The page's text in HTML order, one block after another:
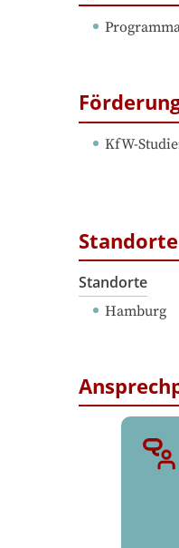
KfW-
Standorte
Hamburg